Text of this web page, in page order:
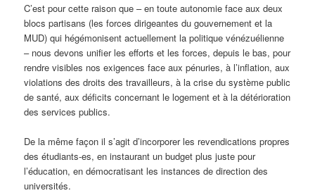
C’est pour cette raison que – en toute autonomie face aux deux
blocs partisans (les forces dirigeantes du gouvernement et la
MUD) qui hégémonisent actuellement la politique vénézuélienne
– nous devons unifier les efforts et les forces, depuis le bas, pour
rendre visibles nos exigences face aux pénuries, à l’inflation, aux
violations des droits des travailleurs, à la crise du système public
de santé, aux déficits concernant le logement et à la détérioration
des services publics.
De la même façon il s’agit d’incorporer les revendications propres
des étudiants-es, en instaurant un budget plus juste pour
l’éducation, en démocratisant les instances de direction des
universités.